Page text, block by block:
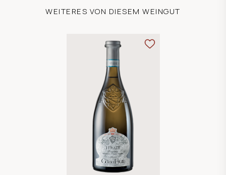
WEITERES VON DIESEM WEINGUT